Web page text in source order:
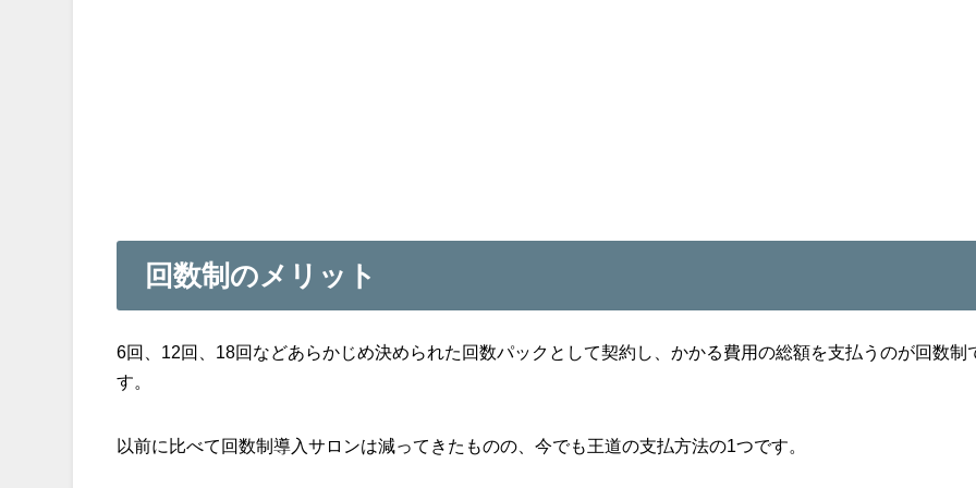
回数制のメリット
6回、12回、18回などあらかじめ決められた回数パックとして契約し、かかる費用の総額を支払うのが回数制
す。
以前に比べて回数制導入サロンは減ってきたものの、今でも王道の支払方法の1つです。